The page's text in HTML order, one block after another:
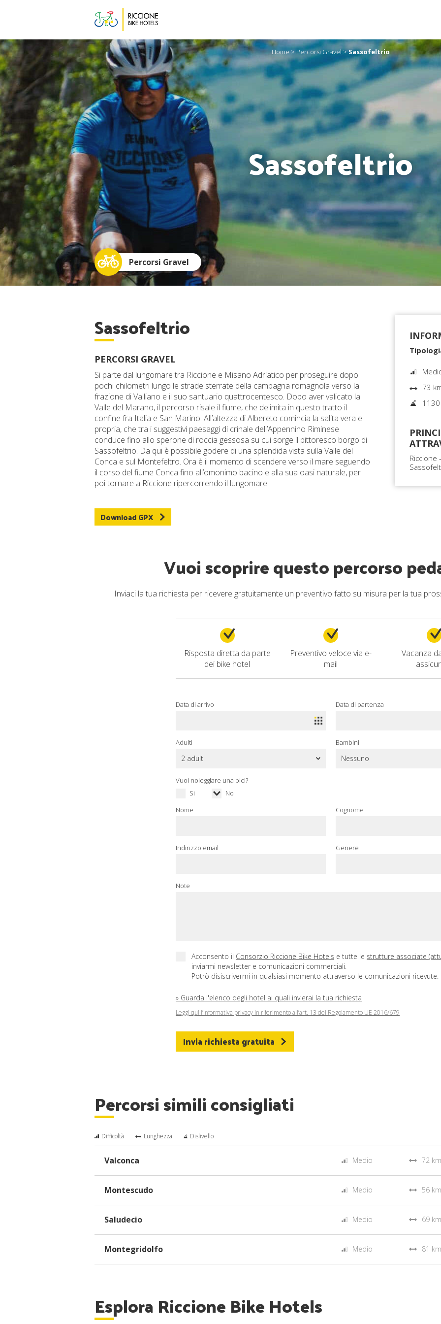
Sassofeltrio
Home>Percorsi Gravel>Sassofeltrio
Percorsi Gravel
Sassofeltrio
73
Riccione
PERCORSI GRAVEL
Si parte dal lungomare tra Riccione e Misano Adriatico per proseguire dopo
pochi chilometri lungo le strade sterrate della campagna romagnola verso la
frazione di Valliano e il suo santuario quattrocentesco. Dopo aver valicato la
Valle del Marano, il percorso risale il fiume, che delimita in questo tratto il
confine fra Italia e San Marino. All’altezza di Albereto comincia la salita vera e
propria, che tra i suggestivi paesaggi di crinale dell’Appennino Riminese
conduce fino allo sperone di roccia gessosa su cui sorge il pittoresco borgo di
Sassofeltrio. Da qui è possibile godere di una splendida vista sulla Valle del
Conca e sul Montefeltro. Ora è il momento di scendere verso il mare seguendo
il corso del fiume Conca fino all’omonimo bacino e alla sua oasi naturale, per
poi tornare a Riccione ripercorrendo il lungomare.
Download GPX
Vuoi scoprire questo percorso
Inviaci la tua richiesta per ricevere gratuitamente un preventivo fatto su misura per la tua
Risposta diretta da parte
dei bike hotel
Preventivo veloce via e-
mail
Vacanza
Data di arrivo Data di partenza
Adulti Bambini
Vuoi noleggiare una bici?
Si
No
Nome
Cognome
Indirizzo email Genere
Note
Acconsento il Consorzio Riccione Bike Hotels e tutte le strutture associate
inviarmi newsletter e comunicazioni commerciali.
Potrò disiscrivermi in qualsiasi momento attraverso le comunicazioni ricevute.
» Guarda l'elenco degli hotel ai quali invierai la tua richiesta
Leggi qui l’informativa privacy in riferimento all’art. 13 del Regolamento UE 2016/679
Invia richiesta gratuita
Percorsi simili consigliati
Difficoltà Lunghezza Dislivello
Valconca Medio 72 km
Montescudo Medio 56 km
Saludecio Medio 69 km
Montegridolfo Medio 81 km
Esplora Riccione Bike Hotels